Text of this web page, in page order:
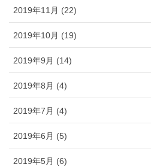
2019年11月 (22)
2019年10月 (19)
2019年9月 (14)
2019年8月 (4)
2019年7月 (4)
2019年6月 (5)
2019年5月 (6)